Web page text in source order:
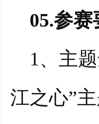
05.参
1、主题
江之心”